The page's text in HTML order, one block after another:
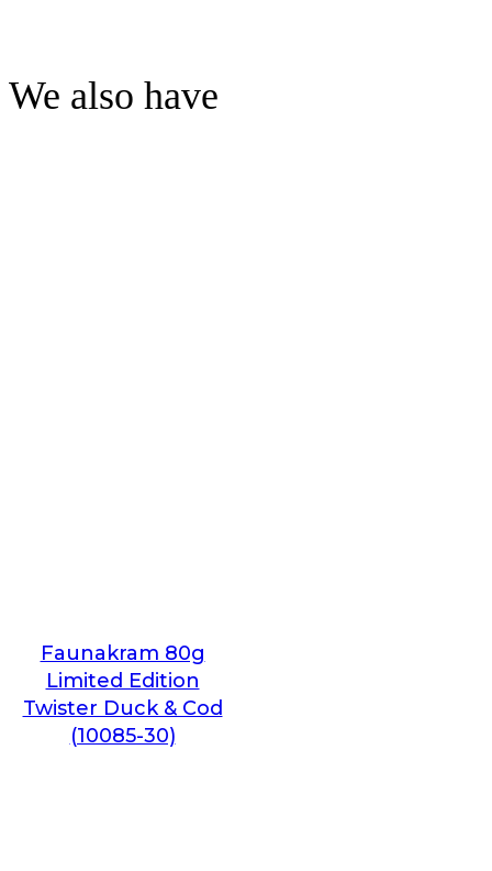
We also have
Faunakram 80g
Limited Edition
Twister Duck & Cod
(10085-30)